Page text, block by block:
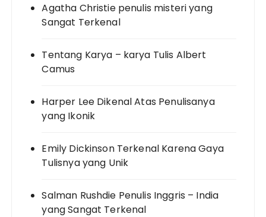
Agatha Christie penulis misteri yang
Sangat Terkenal
Tentang Karya – karya Tulis Albert
Camus
Harper Lee Dikenal Atas Penulisanya
yang Ikonik
Emily Dickinson Terkenal Karena Gaya
Tulisnya yang Unik
Salman Rushdie Penulis Inggris – India
yang Sangat Terkenal